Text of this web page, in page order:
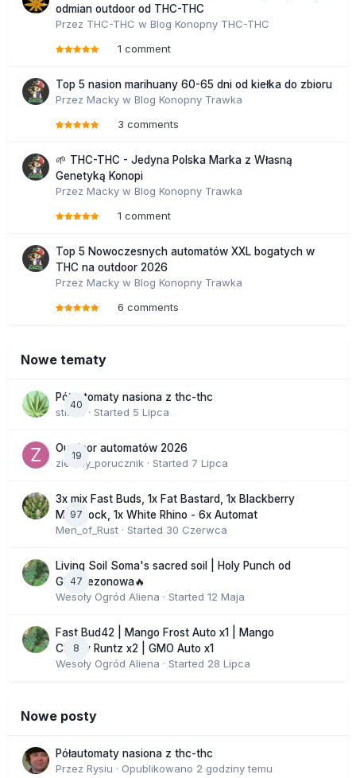
odmian outdoor od THC-THC
Przez THC-THC w Blog Konopny THC-THC
1 comment
Top 5 nasion marihuany 60-65 dni od kiełka do zbioru
Przez Macky w Blog Konopny Trawka
3 comments
🌱 THC-THC - Jedyna Polska Marka z Własną
Genetyką Konopi
Przez Macky w Blog Konopny Trawka
1 comment
Top 5 Nowoczesnych automatów XXL bogatych w
THC na outdoor 2026
Przez Macky w Blog Konopny Trawka
6 comments
Nowe tematy
40
Półautomaty nasiona z thc-thc
stix33
· Started 5 Lipca
19
Outdoor automatów 2026
zielony_porucznik · Started 7 Lipca
97
3x mix Fast Buds, 1x Fat Bastard, 1x Blackberry
Moonrock, 1x White Rhino - 6x Automat
Men_of_Rust · Started 30 Czerwca
47
Living Soil Soma's sacred soil | Holy Punch od
GHS sezonowa🔥
Wesoły Ogród Aliena · Started 12 Maja
8
Fast Bud42 | Mango Frost Auto x1 | Mango
Cherry Runtz x2 | GMO Auto x1
Wesoły Ogród Aliena · Started 28 Lipca
Nowe posty
Półautomaty nasiona z thc-thc
Przez Rysiu · Opublikowano 2 godziny temu